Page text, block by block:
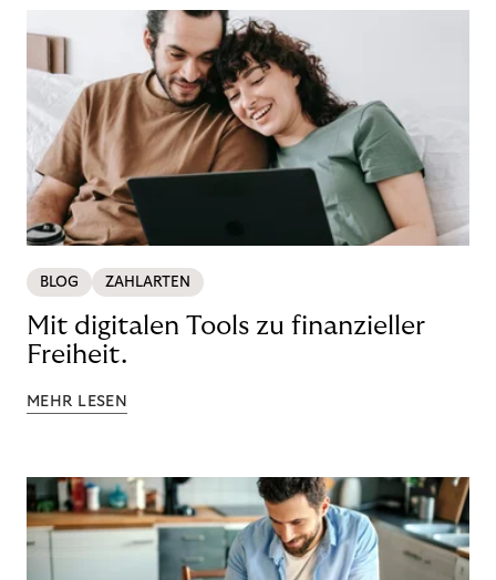
BLOG ZAHLARTEN
Mit digitalen Tools zu finanzieller
Freiheit.
MEHR LESEN